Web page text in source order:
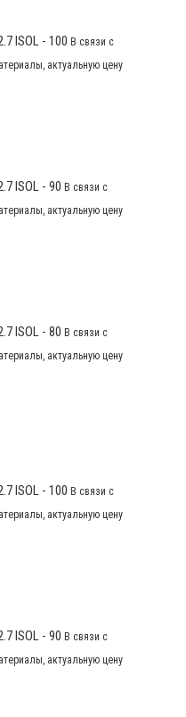
ISOL - 100 В связи с
актуальную цену
ISOL - 90 В связи с
актуальную цену
ISOL - 80 В связи с
актуальную цену
ISOL - 100 В связи с
актуальную цену
ISOL - 90 В связи с
актуальную цену